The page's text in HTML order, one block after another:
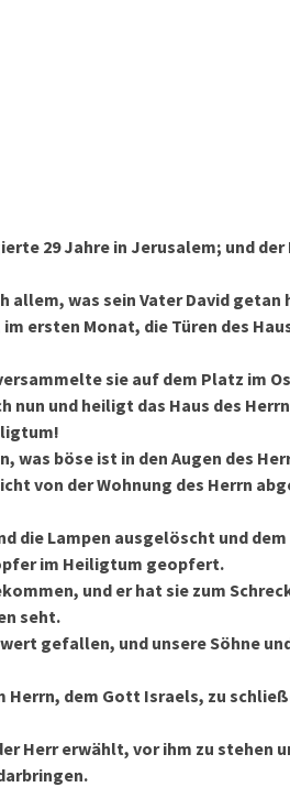
29 Jahre in Jerusalem; und der
allem, was sein Vater David getan
ersten Monat, die Türen des
sie auf dem Platz im
nun und heiligt das Haus des
was böse ist in den Augen des
von der Wohnung des Herrn
die Lampen ausgelöscht und
im Heiligtum geopfert.
und er hat sie zum
seht.
gefallen, und unsere Söhne
Herrn, dem Gott Israels, zu
Herr erwählt, vor ihm zu stehen